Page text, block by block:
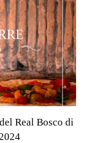
Real Bosco di